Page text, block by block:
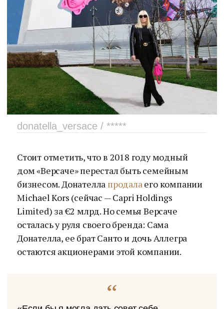
donatella_versace / *****
Стоит отметить, что в 2018 году модный
дом «Версаче» перестал быть семейным
бизнесом. Донателла продалаего компании
Michael Kors (сейчас — Capri Holdings
Limited) за €2 млрд. Но семья Версаче
осталась у руля своего бренда: Сама
Донателла, ее брат Санто и дочь Аллегра
остаются акционерами этой компании.